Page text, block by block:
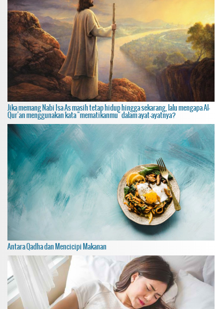
Jika memang Nabi Isa As masih tetap hidup hingga sekarang, lalu mengapa Al-
Qur'an menggunakan kata "mematikanmu" dalam ayat-ayatnya?
Antara Qadha dan Mencicipi Makanan